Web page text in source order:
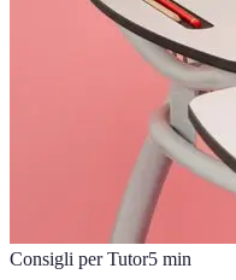
Consigli per Tutor5 min